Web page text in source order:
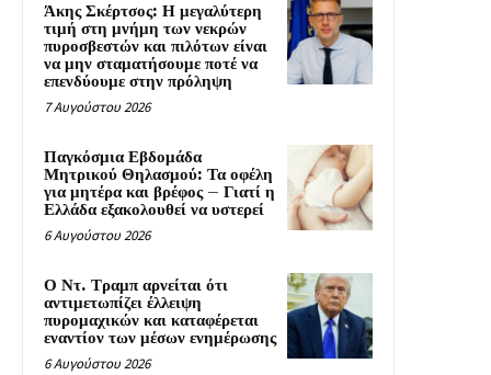
Άκης Σκέρτσος: Η μεγαλύτερη
τιμή στη μνήμη των νεκρών
πυροσβεστών και πιλότων είναι
να μην σταματήσουμε ποτέ να
επενδύουμε στην πρόληψη
7 Αυγούστου 2026
Παγκόσμια Εβδομάδα
Μητρικού Θηλασμού: Τα οφέλη
για μητέρα και βρέφος – Γιατί η
Ελλάδα εξακολουθεί να υστερεί
6 Αυγούστου 2026
Ο Ντ. Τραμπ αρνείται ότι
αντιμετωπίζει έλλειψη
πυρομαχικών και καταφέρεται
εναντίον των μέσων ενημέρωσης
6 Αυγούστου 2026